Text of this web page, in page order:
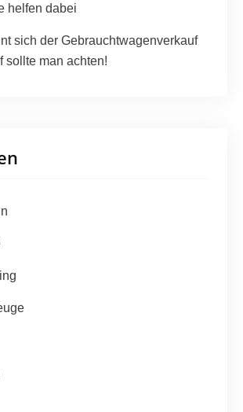
helfen dabei
sich der Gebrauchtwagenverkauf
sollte man achten!